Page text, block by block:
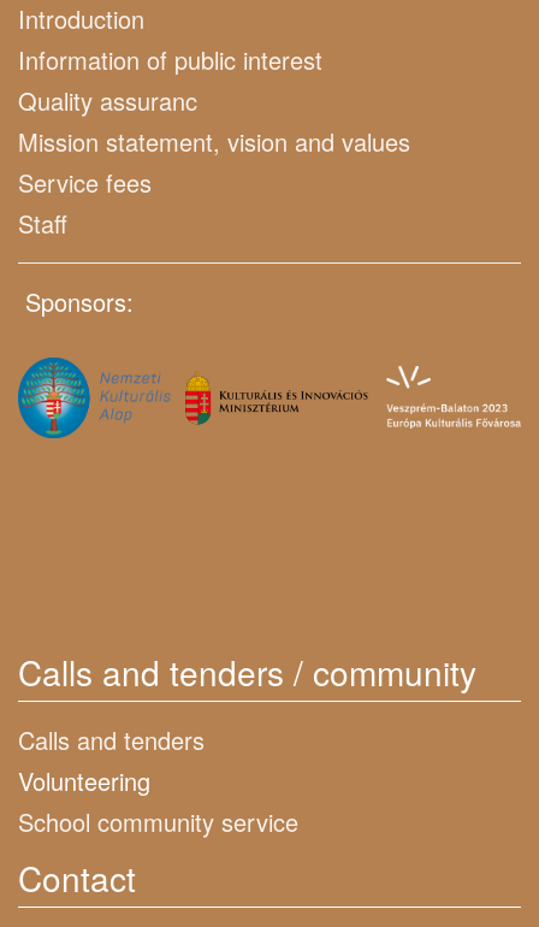
Introduction
Information of public interest
Quality assuranc
Mission statement, vision and values
Service fees
Staff
Sponsors:
Calls and tenders / community
Calls and tenders
Volunteering
School community service
Contact